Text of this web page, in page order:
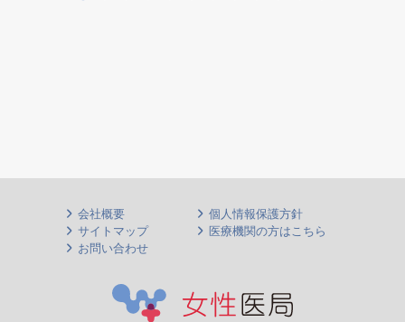
会社概要
個人情報保護方針
サイトマップ
医療機関の方はこちら
お問い合わせ